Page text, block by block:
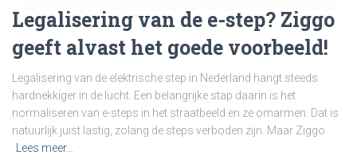
Legalisering van de e-step? Ziggo
geeft alvast het goede voorbeeld!
Legalisering van de elektrische step in Nederland hangt steeds
hardnekkiger in de lucht. Een belangrijke stap daarin is het
normaliseren van e-steps in het straatbeeld en ze omarmen. Dat is
natuurlijk juist lastig, zolang de steps verboden zijn. Maar Ziggo
Lees meer…